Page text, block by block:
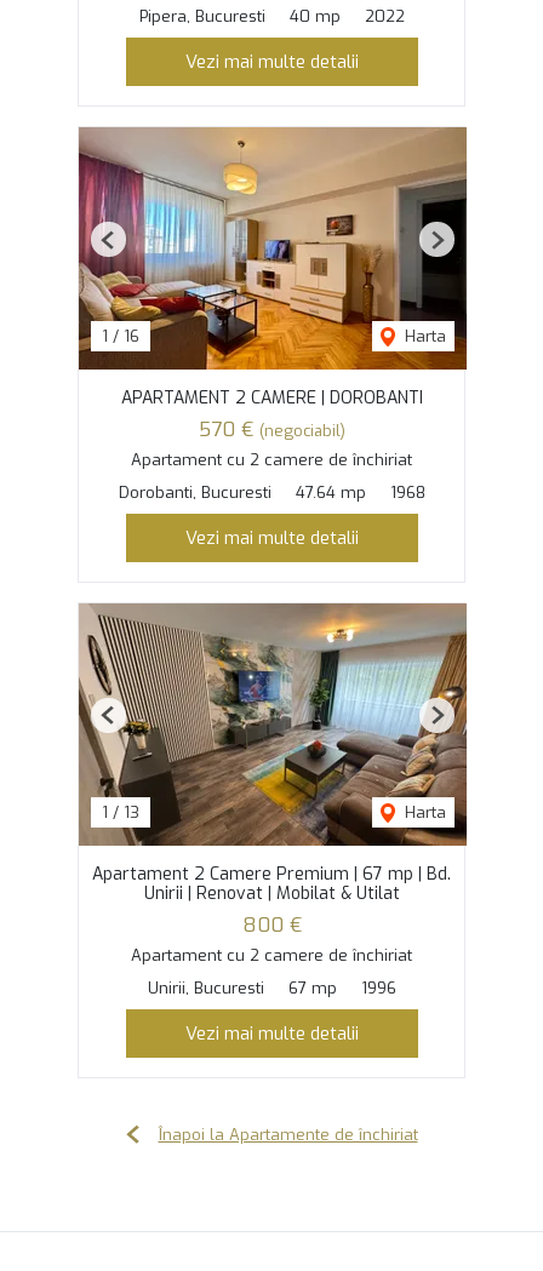
Pipera, Bucuresti 40 mp 2022
Vezi mai multe detalii
1 / 16 Harta
Previous Next
APARTAMENT 2 CAMERE | DOROBANTI
570 € (negociabil)
Apartament cu 2 camere de închiriat
Dorobanti, Bucuresti
47.64 mp 1968
Vezi mai multe detalii
1 / 13 Harta
Previous Next
Apartament 2 Camere Premium | 67 mp | Bd.
Unirii | Renovat | Mobilat & Utilat
800 €
Apartament cu 2 camere de închiriat
Unirii, Bucuresti
67 mp 1996
Vezi mai multe detalii
Înapoi la Apartamente de închiriat